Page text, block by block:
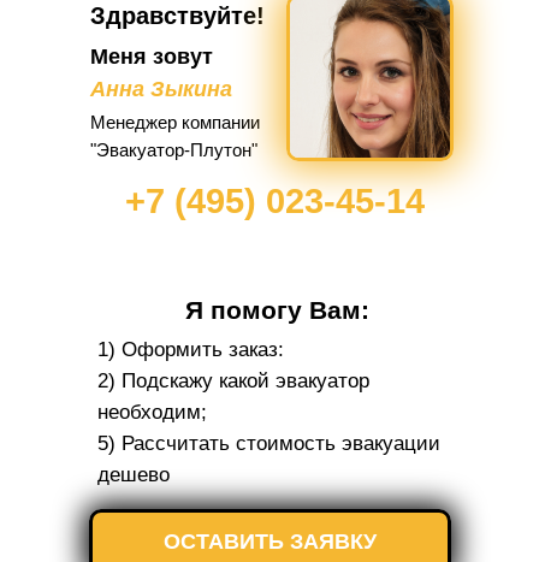
Здравствуйте!
Менеджер компании
"Эвакуатор-Плутон"
Меня зовут
Анна Зыкина
Я помогу Вам:
1) Оформить заказ:
2) Подскажу какой эвакуатор
необходим;
5) Рассчитать стоимость эвакуации
дешево
+7 (495) 023-45-14
ОСТАВИТЬ ЗАЯВКУ